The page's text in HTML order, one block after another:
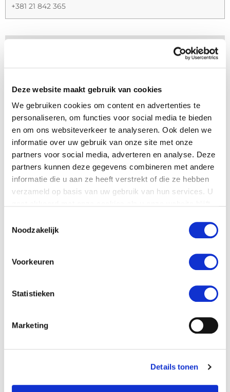
Deze website maakt gebruik van cookies
We gebruiken cookies om content en advertenties te
personaliseren, om functies voor social media te bieden
en om ons websiteverkeer te analyseren. Ook delen we
informatie over uw gebruik van onze site met onze
partners voor social media, adverteren en analyse. Deze
partners kunnen deze gegevens combineren met andere
informatie die u aan ze heeft verstrekt of die ze hebben
verzameld op basis van uw gebruik van hun services. U
Noodzakelijk
Voorkeuren
Statistieken
Marketing
Details tonen
+381 21 842 365
Please use this form to contact your dealer
Company name
Country *
Phone number
Email *
Your question